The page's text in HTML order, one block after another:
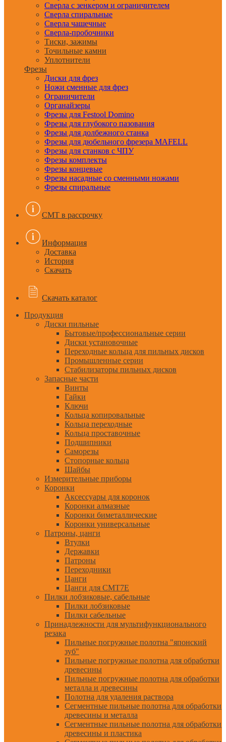
Сверла с зенкером и ограничителем
Сверла спиральные
Сверла чашечные
Сверла-пробочники
Тиски, зажимы
Точильные камни
Уплотнители
Фрезы
Диски для фрез
Ножи сменные для фрез
Ограничители
Органайзеры
Фрезы для Festool Domino
Фрезы для глубокого пазования
Фрезы для долбежного станка
Фрезы для дюбельного фрезера MAFELL
Фрезы для станков с ЧПУ
Фрезы комплекты
Фрезы концевые
Фрезы насадные со сменными ножами
Фрезы спиральные
CMT в рассрочку
Информация
Доставка
История
Скачать
Скачать каталог
Продукция
Диски пильные
Бытовые/профессиональные серии
Диски установочные
Переходные кольца для пильных дисков
Промышленные серии
Стабилизаторы пильных дисков
Запасные части
Винты
Гайки
Ключи
Кольца копировальные
Кольца переходные
Кольца проставочные
Подшипники
Саморезы
Стопорные кольца
Шайбы
Измерительные приборы
Коронки
Аксессуары для коронок
Коронки алмазные
Коронки биметаллические
Коронки универсальные
Патроны, цанги
Втулки
Державки
Патроны
Переходники
Цанги
Цанги для CMT7E
Пилки лобзиковые, сабельные
Пилки лобзиковые
Пилки сабельные
Принадлежности для мультифункционального
резака
Пильные погружные полотна "японский
зуб"
Пильные погружные полотна для обработки
древесины
Пильные погружные полотна для обработки
металла и древесины
Полотна для удаления раствора
Сегментные пильные полотна для обработки
древесины и металла
Сегментные пильные полотна для обработки
древесины и пластика